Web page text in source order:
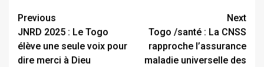
Continue
Reading
Previous
JNRD 2025 : Le Togo
élève une seule voix pour
dire merci à Dieu
Next
Togo /santé : La CNSS
rapproche l’assurance
maladie universelle des